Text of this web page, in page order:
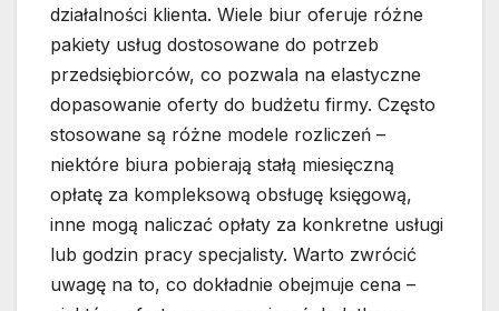
działalności klienta. Wiele biur oferuje różne
pakiety usług dostosowane do potrzeb
przedsiębiorców, co pozwala na elastyczne
dopasowanie oferty do budżetu firmy. Często
stosowane są różne modele rozliczeń –
niektóre biura pobierają stałą miesięczną
opłatę za kompleksową obsługę księgową,
inne mogą naliczać opłaty za konkretne usługi
lub godzin pracy specjalisty. Warto zwrócić
uwagę na to, co dokładnie obejmuje cena –